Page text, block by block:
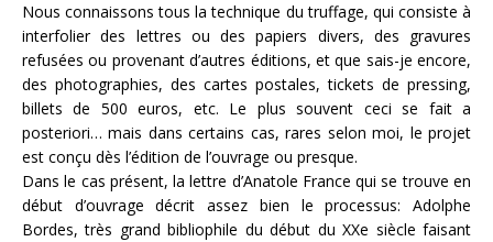
Nous connaissons tous la technique du truffage, qui consiste à
interfolier des lettres ou des papiers divers, des gravures
refusées ou provenant d’autres éditions, et que sais-je encore,
des photographies, des cartes postales, tickets de pressing,
billets de 500 euros, etc. Le plus souvent ceci se fait a
posteriori… mais dans certains cas, rares selon moi, le projet
est conçu dès l’édition de l’ouvrage ou presque.
Dans le cas présent, la lettre d’Anatole France qui se trouve en
début d’ouvrage décrit assez bien le processus: Adolphe
Bordes, très grand bibliophile du début du XXe siècle faisant